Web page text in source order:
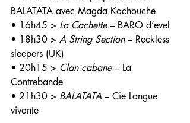
BALATATA avec Magda Kachouche
• 16h45 > La Cachette – BARO d’evel
• 18h30 > A String Section – Reckless
sleepers (UK)
• 20h15 > Clan cabane – La
Contrebande
• 21h30 > BALATATA – Cie Langue
vivante